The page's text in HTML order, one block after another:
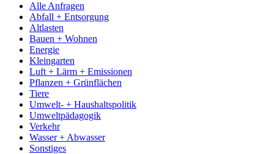
Alle Anfragen
Abfall + Entsorgung
Altlasten
Bauen + Wohnen
Energie
Kleingarten
Luft + Lärm + Emissionen
Pflanzen + Grünflächen
Tiere
Umwelt- + Haushaltspolitik
Umweltpädagogik
Verkehr
Wasser + Abwasser
Sonstiges